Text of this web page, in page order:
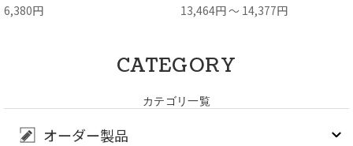
6,380円 13,464円 ～ 14,377円
CATEGORY
カテゴリ一覧
オーダー製品